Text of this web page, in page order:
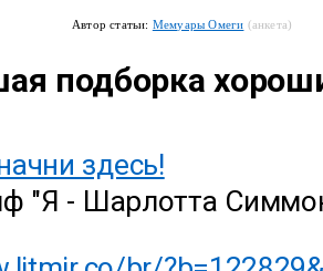
Автор статьи: Мемуары Омеги (анкета)
подборка
здесь!
"Я - Шарлотта